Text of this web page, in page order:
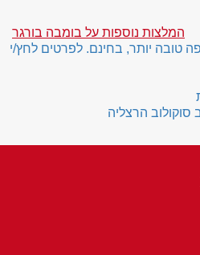
המלצות נוספות על בומבה בורגר
טובה יותר, בחינם. לפרטים לחץ/י
הרצליה